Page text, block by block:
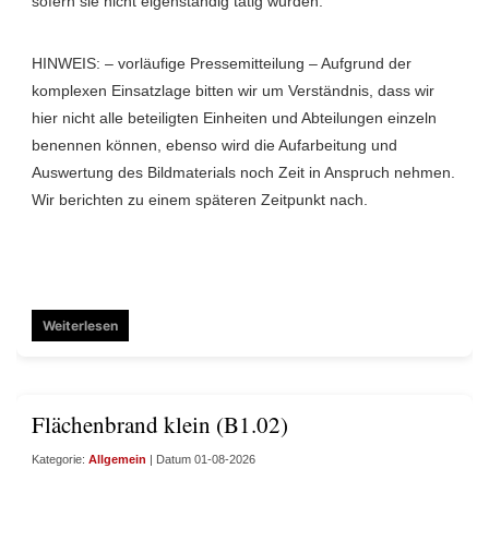
HINWEIS: – vorläufige Pressemitteilung – Aufgrund der
komplexen Einsatzlage bitten wir um Verständnis, dass wir
hier nicht alle beteiligten Einheiten und Abteilungen einzeln
benennen können, ebenso wird die Aufarbeitung und
Auswertung des Bildmaterials noch Zeit in Anspruch nehmen.
Wir berichten zu einem späteren Zeitpunkt nach.
Weiterlesen
Flächenbrand klein (B1.02)
Kategorie: Allgemein | Datum 01-08-2026